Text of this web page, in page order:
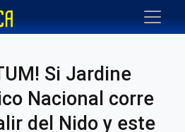
Si Jardine
Nacional corre
del Nido y este